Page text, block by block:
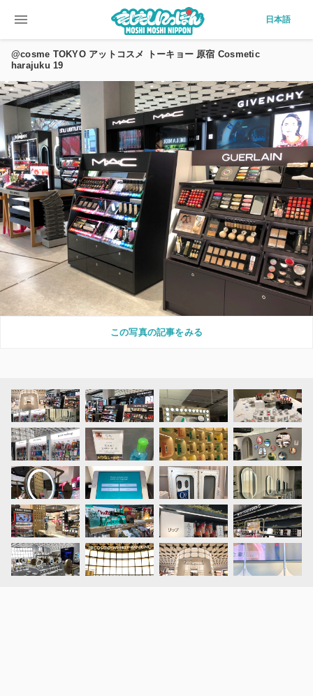
menu 日本語
@cosme TOKYO アットコスメ トーキョー 原宿 Cosmetic
harajuku 19
この写真の記事をみる